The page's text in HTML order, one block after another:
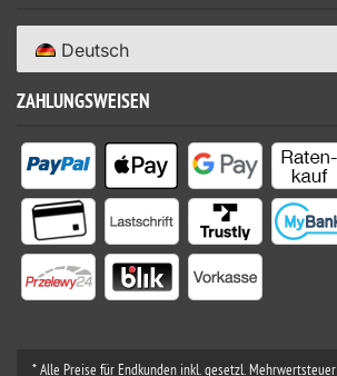
Deutsch
ZAHLUNGSWEISEN
* Alle Preise für Endkunden inkl. gesetzl.